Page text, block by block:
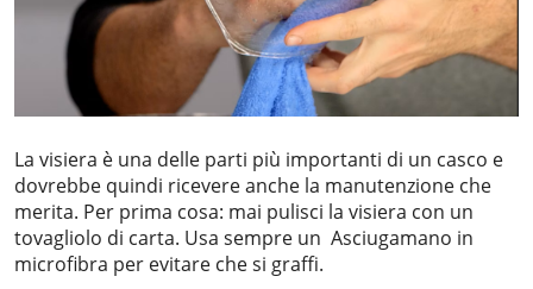
La visiera è una delle parti più importanti di un casco e
dovrebbe quindi ricevere anche la manutenzione che
merita. Per prima cosa: mai pulisci la visiera con un
tovagliolo di carta. Usa sempre un Asciugamano in
microfibra per evitare che si graffi.